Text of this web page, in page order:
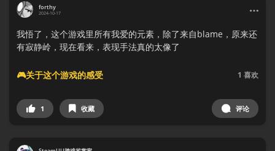
forthy
2024-10-17
我悟了，这个游戏里所有我爱的元素，除了来自blame，原来还
有寂静岭，现在看来，表现手法真的太像了
🎮关于这个游戏的感受 1 喜欢
1 收藏 评论